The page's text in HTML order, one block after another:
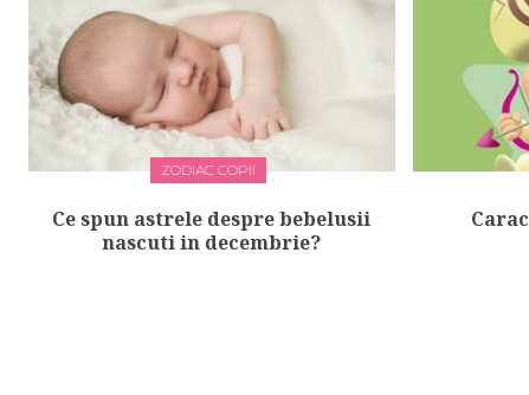
ZODIAC COPII
Ce spun astrele despre bebelusii
nascuti in decembrie?